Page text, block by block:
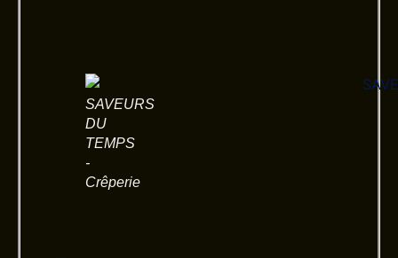
SAVEURS
DU
TEMPS
-
Crêperie